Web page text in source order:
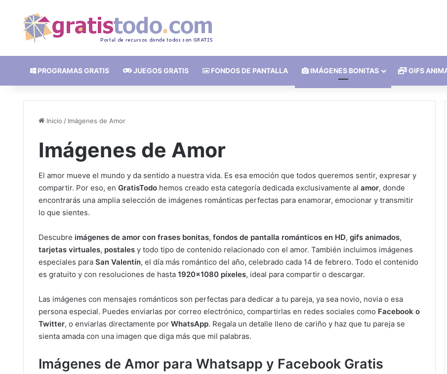
PROGRAMAS GRATIS JUEGOS GRATIS FONDOS DE PANTALLA IMÁGENES BONITAS GIFS
Inicio / Imágenes de Amor
Imágenes de Amor
El amor mueve el mundo y da sentido a nuestra vida. Es esa emoción que todos queremos sentir, expresar y
compartir. Por eso, en GratisTodo hemos creado esta categoría dedicada exclusivamente al amor, donde
encontrarás una amplia selección de imágenes románticas perfectas para enamorar, emocionar y transmitir
lo que sientes.
Descubre imágenes de amor con frases bonitas, fondos de pantalla románticos en HD, gifs animados,
tarjetas virtuales, postales y todo tipo de contenido relacionado con el amor. También incluimos imágenes
especiales para San Valentín, el día más romántico del año, celebrado cada 14 de febrero. Todo el contenido
es gratuito y con resoluciones de hasta 1920×1080 píxeles, ideal para compartir o descargar.
Las imágenes con mensajes románticos son perfectas para dedicar a tu pareja, ya sea novio, novia o esa
persona especial. Puedes enviarlas por correo electrónico, compartirlas en redes sociales como Facebook o
Twitter, o enviarlas directamente por WhatsApp. Regala un detalle lleno de cariño y haz que tu pareja se
sienta amada con una imagen que diga más que mil palabras.
Imágenes de Amor para Whatsapp y Facebook Gratis